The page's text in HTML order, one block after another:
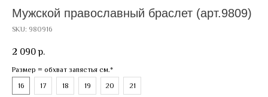
Мужской православный браслет (арт.9809)
SKU: 980916
2 090 р.
Размер = обхват запястья см.*
16
17 18 19 20 21